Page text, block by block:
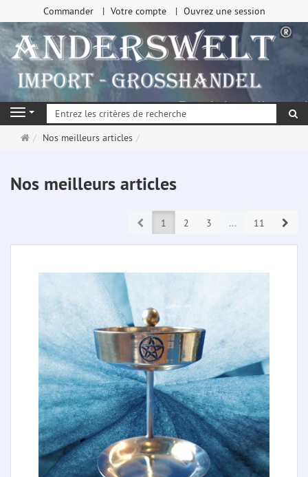
Commander Votre compte Ouvrez une session
Navigation
PageNos meilleurs articles
Nos meilleurs articles
1 2 3 ... 11